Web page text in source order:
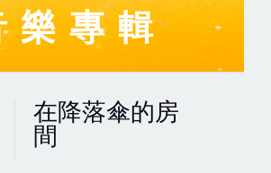
樂專輯
在降落傘的房
間